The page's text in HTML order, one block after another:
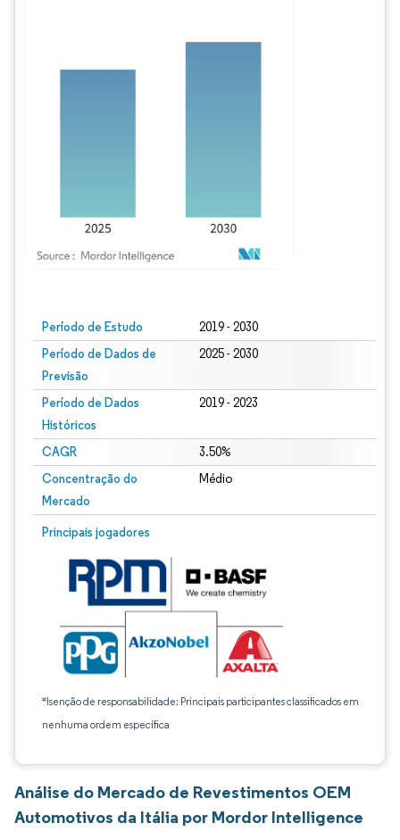
Período de Estudo 2019 - 2030
Período de Dados de
Previsão
2025 - 2030
Período de Dados
Históricos
2019 - 2023
CAGR 3.50%
Concentração do
Mercado
Médio
Principais jogadores
*Isenção de responsabilidade: Principais participantes classificados em
nenhuma ordem específica
Análise do Mercado de Revestimentos OEM
Automotivos da Itália por Mordor Intelligence